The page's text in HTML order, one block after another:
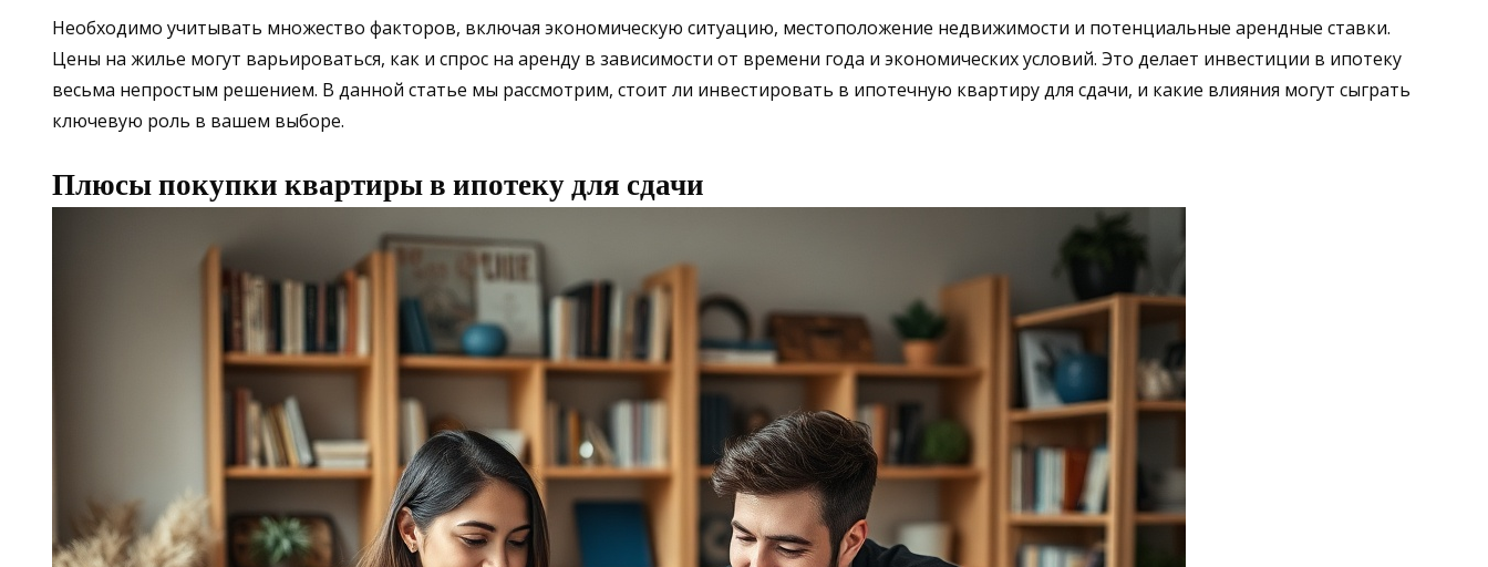
Необходимо учитывать множество факторов, включая экономическую ситуацию, местоположение недвижимости и потенциальные арендные ставки.
Цены на жилье могут варьироваться, как и спрос на аренду в зависимости от времени года и экономических условий. Это делает инвестиции в ипотеку
весьма непростым решением. В данной статье мы рассмотрим, стоит ли инвестировать в ипотечную квартиру для сдачи, и какие влияния могут сыграть
ключевую роль в вашем выборе.
Плюсы покупки квартиры в ипотеку для сдачи